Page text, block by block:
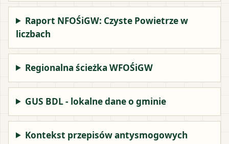
Raport NFOŚiGW: Czyste Powietrze w
liczbach
Regionalna ścieżka WFOŚiGW
GUS BDL - lokalne dane o gminie
Kontekst przepisów antysmogowych